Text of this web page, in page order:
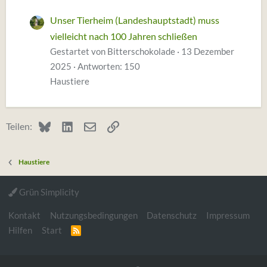
Unser Tierheim (Landeshauptstadt) muss
vielleicht nach 100 Jahren schließen
Gestartet von Bitterschokolade
13 Dezember
2025
Antworten: 150
Haustiere
Teilen: BlueskyLinkedInE-MailLink
Haustiere
Grün Simplicity
Kontakt Nutzungsbedingungen Datenschutz
Impressum
Hilfen
Start
R